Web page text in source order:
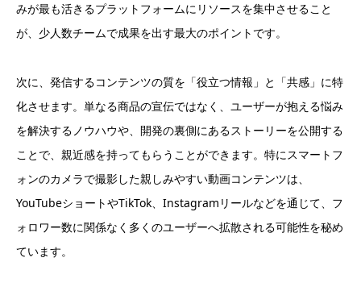
みが最も活きるプラットフォームにリソースを集中させること
が、少人数チームで成果を出す最大のポイントです。
次に、発信するコンテンツの質を「役立つ情報」と「共感」に特
化させます。単なる商品の宣伝ではなく、ユーザーが抱える悩み
を解決するノウハウや、開発の裏側にあるストーリーを公開する
ことで、親近感を持ってもらうことができます。特にスマートフ
ォンのカメラで撮影した親しみやすい動画コンテンツは、
YouTubeショートやTikTok、Instagramリールなどを通じて、フ
ォロワー数に関係なく多くのユーザーへ拡散される可能性を秘め
ています。